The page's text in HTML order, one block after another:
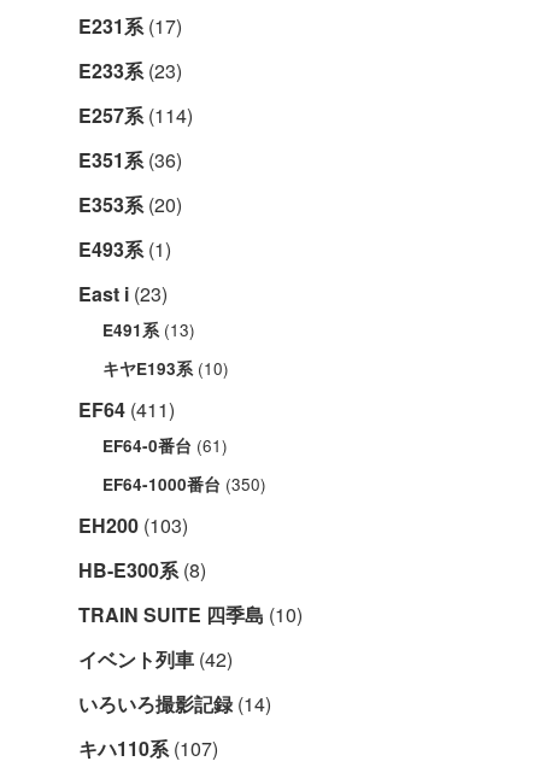
E231系 (17)
E233系 (23)
E257系 (114)
E351系 (36)
E353系 (20)
E493系 (1)
East i (23)
E491系 (13)
キヤE193系 (10)
EF64 (411)
EF64-0番台 (61)
EF64-1000番台 (350)
EH200 (103)
HB-E300系 (8)
TRAIN SUITE 四季島 (10)
イベント列車 (42)
いろいろ撮影記録 (14)
キハ110系 (107)